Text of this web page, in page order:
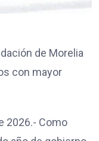
de Morelia
con mayor
2026.- Como